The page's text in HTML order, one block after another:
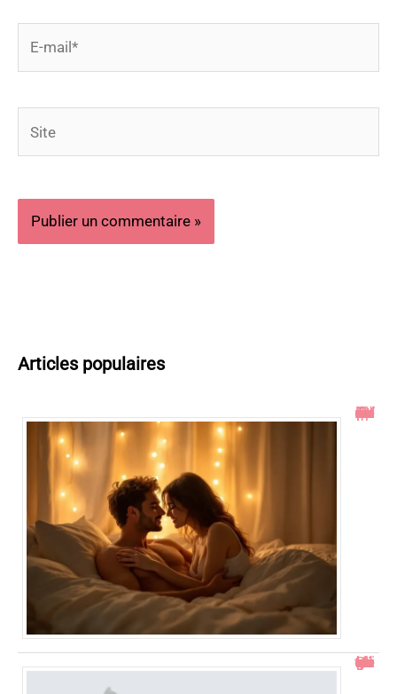
Articles populaires
Toucher le col de l’utérus pendant un rapport : ce qu’il faut savoir
Comment gérer un bébé qui se retourne pendant le change ?